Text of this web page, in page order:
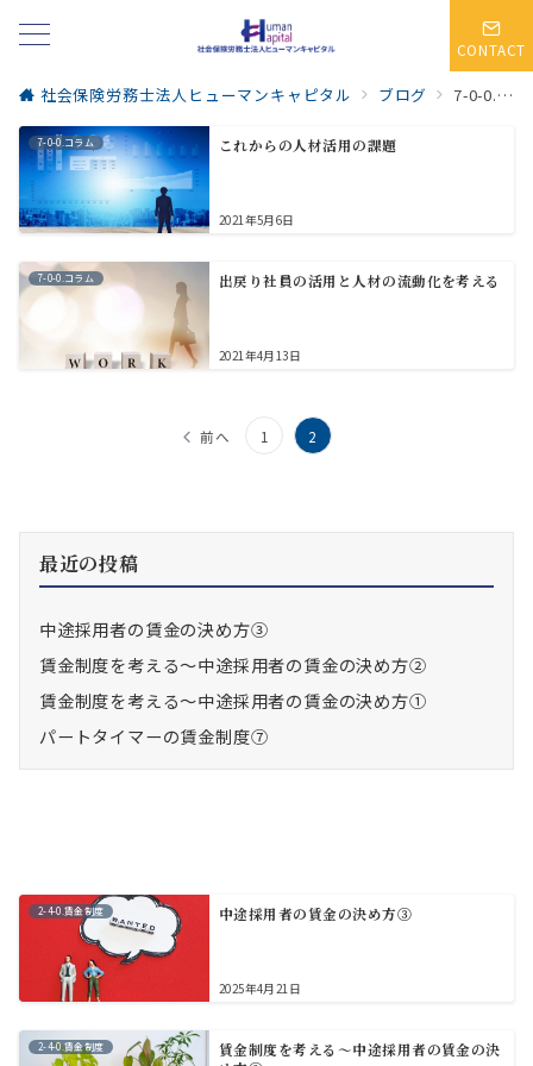
CONTACT
社会保険労務士法人ヒューマンキャピタル ブログ 7-0-0.コラム
7-0-0.コラム これからの人材活用の課題
2021年5月6日
7-0-0.コラム 出戻り社員の活用と人材の流動化を考える
2021年4月13日
ペ
ー
ジ
送
り
前へ 1 2
最近の投稿
中途採用者の賃金の決め方③
賃金制度を考える～中途採用者の賃金の決め方②
賃金制度を考える～中途採用者の賃金の決め方①
パートタイマーの賃金制度⑦
2-4-0.賃金制度 中途採用者の賃金の決め方③
2025年4月21日
2-4-0.賃金制度
賃金制度を考える～中途採用者の賃金の決